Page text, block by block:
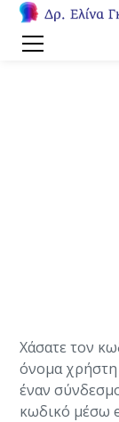
Χάσατε τον
όνομα χρήστη
έναν
κωδικό μέσω